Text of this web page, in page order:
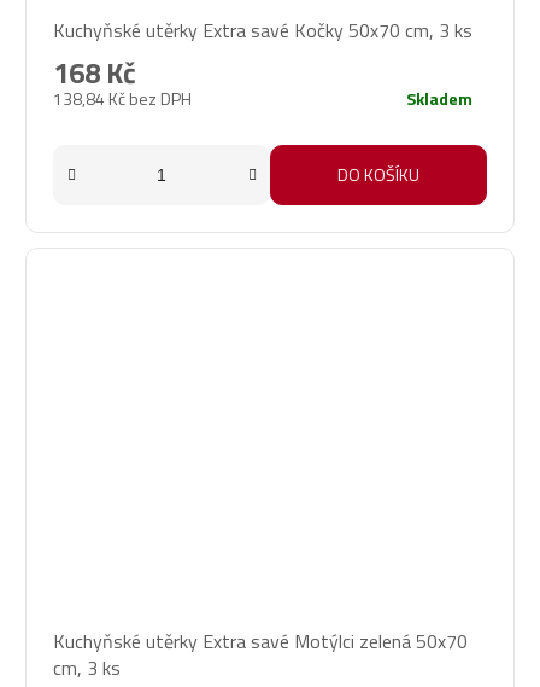
Kuchyňské utěrky Extra savé Kočky 50x70 cm, 3 ks
138,84 Kč bez DPH
168 Kč
Skladem
DO KOŠÍKU
Kuchyňské utěrky Extra savé Motýlci zelená 50x70
cm, 3 ks